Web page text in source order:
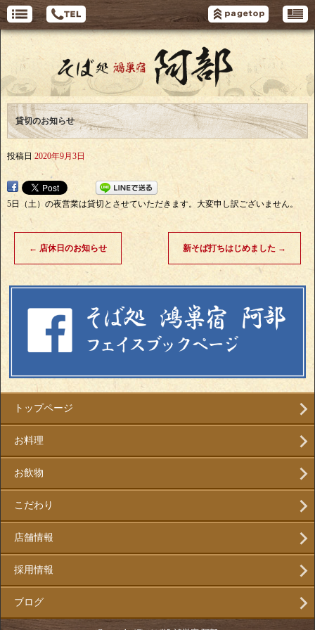
貸切のお知らせ
投稿日 2020年9月3日
5日（土）の夜営業は貸切とさせていただきます。大変申し訳ございません。
← 店休日のお知らせ 新そば打ちはじめました →
トップページ
お料理
お飲物
こだわり
店舗情報
採用情報
ブログ